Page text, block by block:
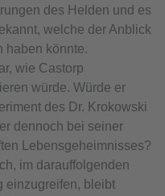
des Helden und es
welche der Anblick
haben könnte.
wie Castorp
würde. Würde er
des Dr. Krokowski
dennoch bei seiner
Lebensgeheimnisses?
im darauffolgenden
einzugreifen, bleibt